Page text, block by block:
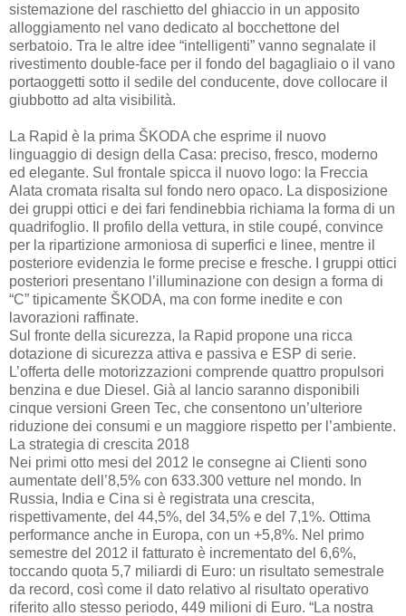
sistemazione del raschietto del ghiaccio in un apposito
alloggiamento nel vano dedicato al bocchettone del
serbatoio. Tra le altre idee “intelligenti” vanno segnalate il
rivestimento double-face per il fondo del bagagliaio o il vano
portaoggetti sotto il sedile del conducente, dove collocare il
giubbotto ad alta visibilità.
La Rapid è la prima ŠKODA che esprime il nuovo
linguaggio di design della Casa: preciso, fresco, moderno
ed elegante. Sul frontale spicca il nuovo logo: la Freccia
Alata cromata risalta sul fondo nero opaco. La disposizione
dei gruppi ottici e dei fari fendinebbia richiama la forma di un
quadrifoglio. Il profilo della vettura, in stile coupé, convince
per la ripartizione armoniosa di superfici e linee, mentre il
posteriore evidenzia le forme precise e fresche. I gruppi ottici
posteriori presentano l’illuminazione con design a forma di
“C” tipicamente ŠKODA, ma con forme inedite e con
lavorazioni raffinate.
Sul fronte della sicurezza, la Rapid propone una ricca
dotazione di sicurezza attiva e passiva e ESP di serie.
L’offerta delle motorizzazioni comprende quattro propulsori
benzina e due Diesel. Già al lancio saranno disponibili
cinque versioni Green Tec, che consentono un’ulteriore
riduzione dei consumi e un maggiore rispetto per l’ambiente.
La strategia di crescita 2018
Nei primi otto mesi del 2012 le consegne ai Clienti sono
aumentate dell’8,5% con 633.300 vetture nel mondo. In
Russia, India e Cina si è registrata una crescita,
rispettivamente, del 44,5%, del 34,5% e del 7,1%. Ottima
performance anche in Europa, con un +5,8%. Nel primo
semestre del 2012 il fatturato è incrementato del 6,6%,
toccando quota 5,7 miliardi di Euro: un risultato semestrale
da record, così come il dato relativo al risultato operativo
riferito allo stesso periodo, 449 milioni di Euro. “La nostra